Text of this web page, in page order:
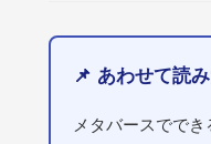
📌 あわせて読
メタバースでで